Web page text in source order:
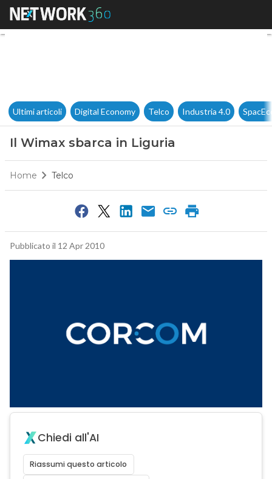
Il Wimax sbarca in Liguria
Ultimi articoli Digital Economy Telco Industria 4.0
Il Wimax sbarca in Liguria
Home Telco
Pubblicato il 12 Apr 2010
Chiedi all'AI
Riassumi questo articolo